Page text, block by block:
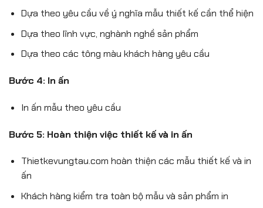
Dựa theo yêu cầu về ý nghĩa mẫu thiết kế cần thể hiện
Dựa theo lĩnh vực, nghành nghề sản phẩm
Dựa theo các tông màu khách hàng yêu cầu
Bước 4: In ấn
In ấn mẫu theo yêu cầu
Bước 5: Hoàn thiện việc thiết kế và in ấn
Thietkevungtau.com hoàn thiện các mẫu thiết kế và in
ấn
Khách hàng kiểm tra toàn bộ mẫu và sản phẩm in